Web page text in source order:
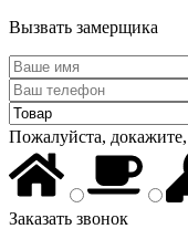
Вызвать замерщика
Пожалуйста,
Заказать звонок